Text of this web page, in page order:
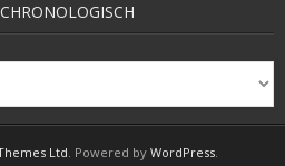
Ltd. Powered by WordPress.